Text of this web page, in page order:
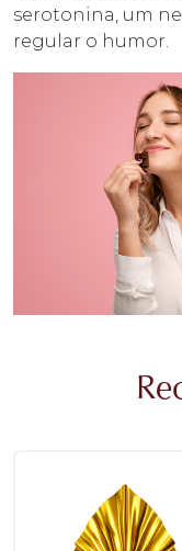
serotonina, um
regular o humor.